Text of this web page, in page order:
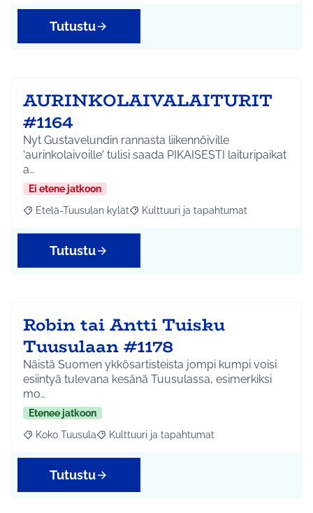
Tutustu
AURINKOLAIVALAITURIT
#1164
Nyt Gustavelundin rannasta liikennöiville
'aurinkolaivoille' tulisi saada PIKAISESTI laituripaikat
a…
Ei etene jatkoon
Rajaa tulokset aihepiirin mukaan: Etelä-Tuusulan kylät
Etelä-Tuusulan kylät Rajaa tulokset teeman mukaan:
Kulttuuri ja tapahtumat
Tutustu
Robin tai Antti Tuisku
Tuusulaan #1178
Näistä Suomen ykkösartisteista jompi kumpi voisi
esiintyä tulevana kesänä Tuusulassa, esimerkiksi
mo…
Etenee jatkoon
Rajaa tulokset aihepiirin mukaan: Koko Tuusula
Koko Tuusula Rajaa tulokset teeman mukaan: Kulttuuri ja
Kulttuuri ja tapahtumat
Tutustu